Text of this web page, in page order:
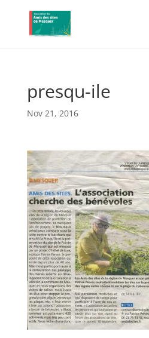
presqu-ile
Nov 21, 2016